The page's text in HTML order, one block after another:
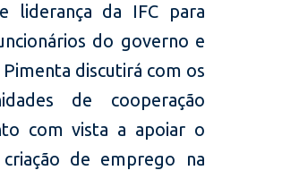
liderança da IFC para
do governo e
discutirá com os
de cooperação
com vista a apoiar o
de emprego na